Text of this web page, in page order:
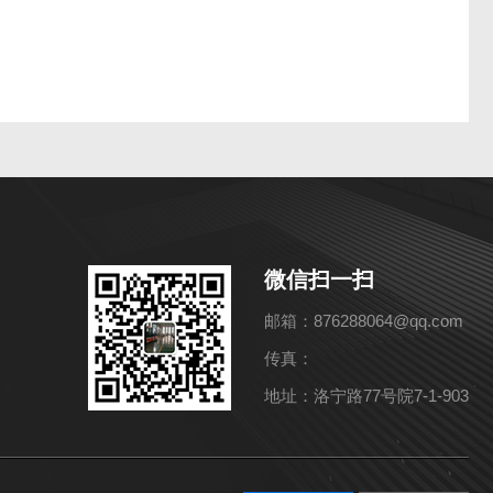
微信扫一扫
邮箱：876288064@qq.com
传真：
地址：洛宁路77号院7-1-903